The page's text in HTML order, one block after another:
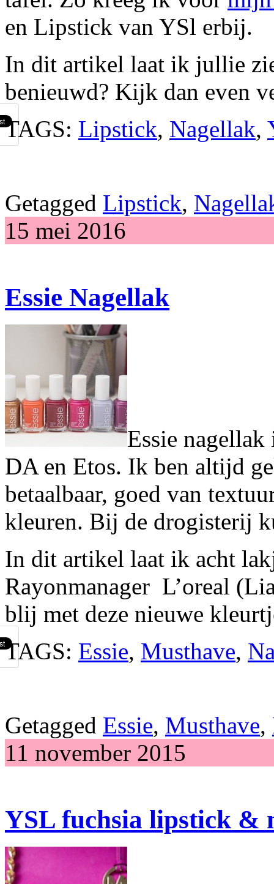
en Lipstick van YSl erbij.
In dit artikel laat ik jullie
benieuwd? Kijk dan even
TAGS: Lipstick, Nagellak,
Getagged Lipstick,
15 mei 2016
Essie Nagellak
Essie
DA en Etos. Ik ben altijd
betaalbaar, goed van
kleuren. Bij de drogisterij
In dit artikel laat ik acht
Rayonmanager L’oreal
blij met deze nieuwe
TAGS: Essie, Musthave,
Getagged Essie, Musthave,
11 november 2015
YSL fuchsia lipstick &